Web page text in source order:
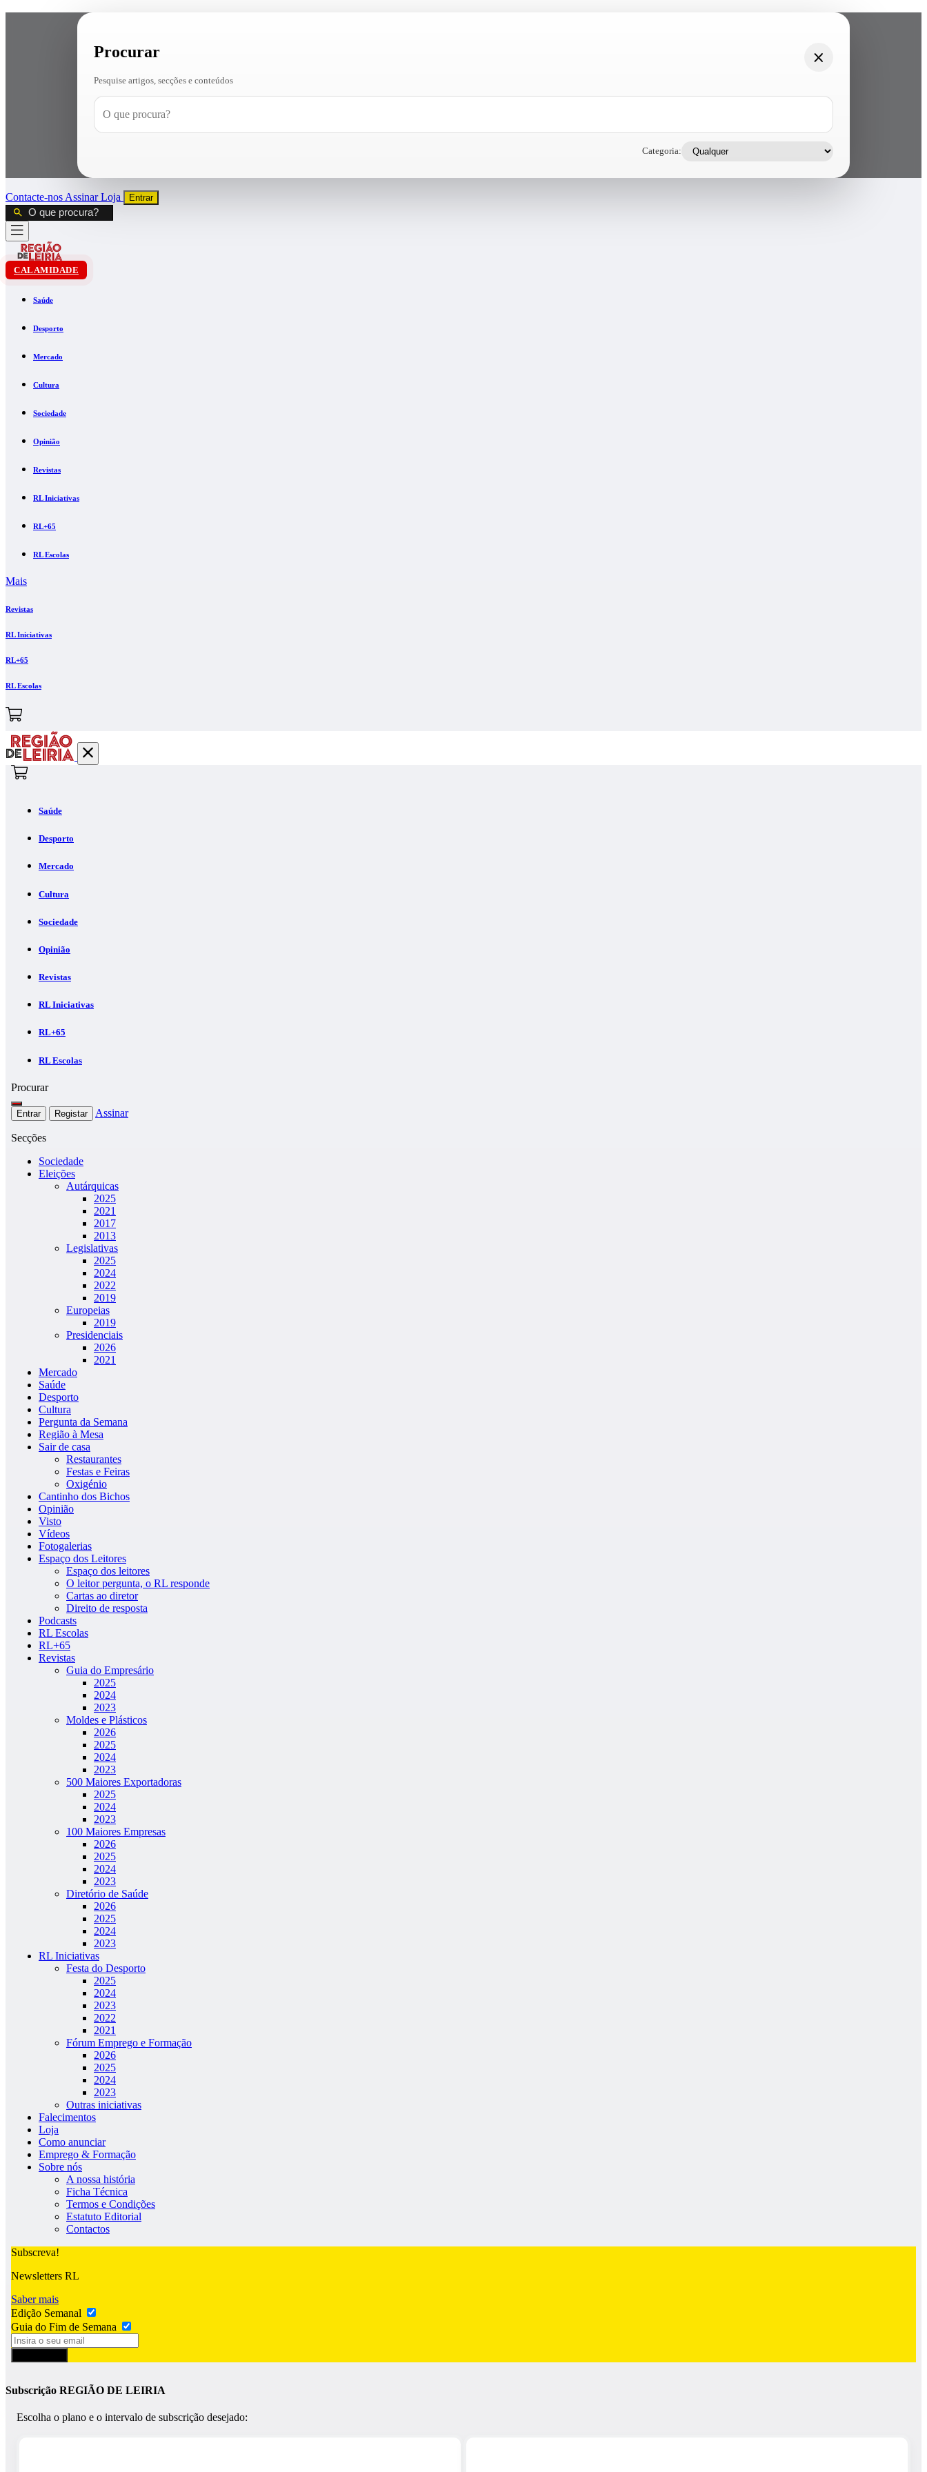
Procurar
Pesquise artigos, secções e conteúdos
Categoria:
Contacte-nos AssinarLoja Entrar
CALAMIDADE
Saúde
Desporto
Mercado
Cultura
Sociedade
Opinião
Revistas
RL Iniciativas
RL+65
RL Escolas
Mais
Revistas
RL Iniciativas
RL+65
RL Escolas
Saúde
Desporto
Mercado
Cultura
Sociedade
Opinião
Revistas
RL Iniciativas
RL+65
RL Escolas
Procurar
Entrar Registar Assinar
Secções
Sociedade
Eleições
Autárquicas
2025
2021
2017
2013
Legislativas
2025
2024
2022
2019
Europeias
2019
Presidenciais
2026
2021
Mercado
Saúde
Desporto
Cultura
Pergunta da Semana
Região à Mesa
Sair de casa
Restaurantes
Festas e Feiras
Oxigénio
Cantinho dos Bichos
Opinião
Visto
Vídeos
Fotogalerias
Espaço dos Leitores
Espaço dos leitores
O leitor pergunta, o RL responde
Cartas ao diretor
Direito de resposta
Podcasts
RL Escolas
RL+65
Revistas
Guia do Empresário
2025
2024
2023
Moldes e Plásticos
2026
2025
2024
2023
500 Maiores Exportadoras
2025
2024
2023
100 Maiores Empresas
2026
2025
2024
2023
Diretório de Saúde
2026
2025
2024
2023
RL Iniciativas
Festa do Desporto
2025
2024
2023
2022
2021
Fórum Emprego e Formação
2026
2025
2024
2023
Outras iniciativas
Falecimentos
Loja
Como anunciar
Emprego & Formação
Sobre nós
A nossa história
Ficha Técnica
Termos e Condições
Estatuto Editorial
Contactos
Subscreva!
Newsletters RL
Saber mais
Edição Semanal
Guia do Fim de Semana
Subscrição REGIÃO DE LEIRIA
Escolha o plano e o intervalo de subscrição desejado: